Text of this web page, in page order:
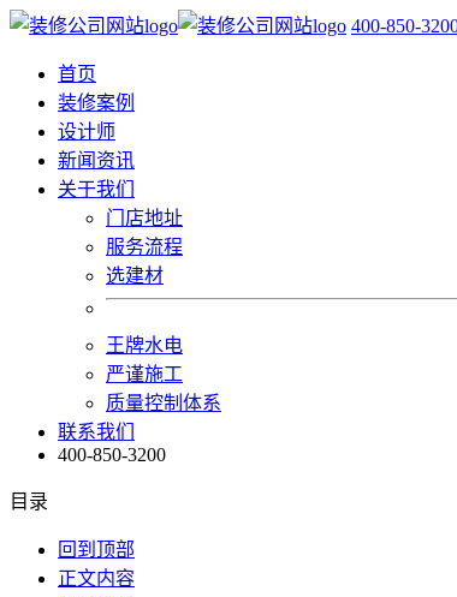
400-850-
首页
装修案例
设计师
新闻资讯
关于我们
门店地址
服务流程
选建材
王牌水电
严谨施工
质量控制体系
联系我们
400-850-3200
目录
回到顶部
正文内容